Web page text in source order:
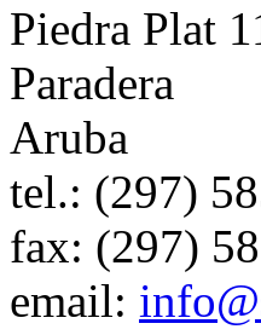
Piedra Plat
Paradera
Aruba
tel.: (297)
fax: (297)
email: